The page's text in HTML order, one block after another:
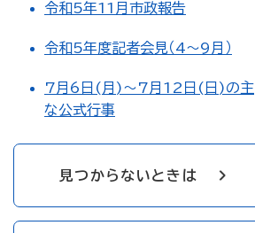
令和5年11月市政報告
令和5年度記者会見（4～9月）
7月6日(月)～7月12日(日)の主
な公式行事
見つからないときは